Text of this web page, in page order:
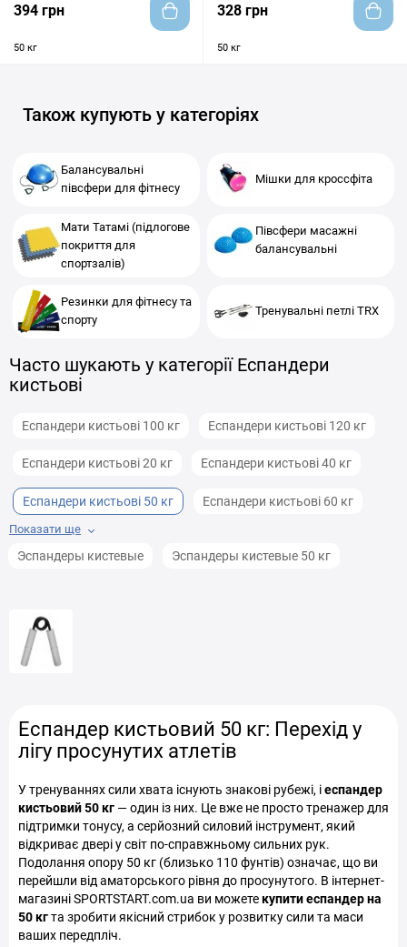
394 грн
50 кг
328 грн
50 кг
Також купують у категоріях
Балансувальні
півсфери для фітнесу
Мішки для кроссфіта
Мати Татамі (підлогове
покриття для
спортзалів)
Півсфери масажні
балансувальні
Резинки для фітнесу та
спорту
Тренувальні петлі TRX
Часто шукають у категорії Еспандери
кистьові
Еспандери кистьові 100 кг Еспандери кистьові 120 кг
Еспандери кистьові 20 кг Еспандери кистьові 40 кг
Еспандери кистьові 50 кг Еспандери кистьові 60 кг
Показати ще
Эспандеры кистевые Эспандеры кистевые 50 кг
Еспандер кистьовий 50 кг: Перехід у
лігу просунутих атлетів
У тренуваннях сили хвата існують знакові рубежі, іеспандер
кистьовий 50 кг — один із них. Це вже не просто тренажер для
підтримки тонусу, а серйозний силовий інструмент, який
відкриває двері у світ по-справжньому сильних рук.
Подолання опору 50 кг (близько 110 фунтів) означає, що ви
перейшли від аматорського рівня до просунутого. В інтернет-
магазині SPORTSTART.com.ua ви можетекупити еспандер на
50 кгта зробити якісний стрибок у розвитку сили та маси
ваших передпліч.